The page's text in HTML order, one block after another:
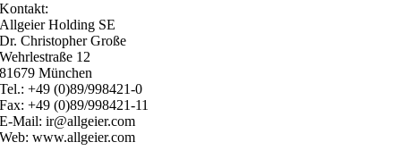
Kontakt:
Allgeier Holding SE
Dr. Christopher Große
Wehrlestraße 12
81679 München
Tel.: +49 (0)89/998421-0
Fax: +49 (0)89/998421-11
E-Mail: ir@allgeier.com
Web: www.allgeier.com